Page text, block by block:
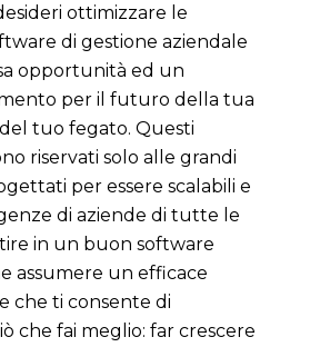
ottimizzare le
di gestione aziendale
opportunità ed un
per il futuro della tua
tuo fegato. Questi
riservati solo alle grandi
per essere scalabili e
di aziende di tutte le
in un buon software
assumere un efficace
che ti consente di
che fai meglio: far crescere